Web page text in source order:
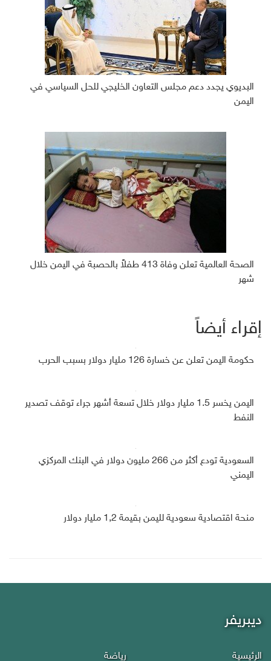
البديوي يجدد دعم مجلس التعاون الخليجي للحل السياسي في
اليمن
الصحة العالمية تعلن وفاة 413 طفلاً بالحصبة في اليمن خلال
شهر
إقراء أيضاً
حكومة اليمن تعلن عن خسارة 126 مليار دولار بسبب الحرب
اليمن يخسر 1.5 مليار دولار خلال تسعة أشهر جراء توقف تصدير
النفط
السعودية تودع أكثر من 266 مليون دولار في البنك المركزي
اليمني
منحة اقتصادية سعودية لليمن بقيمة 1,2 مليار دولار
ديبريفر
الرئيسية رياضة